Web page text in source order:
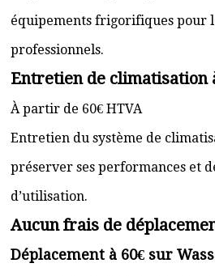
équipements frigorifiques pour
professionnels.
Entretien de climatisation
À partir de 60€ HTVA
Entretien du système de
préserver ses performances et
d’utilisation.
Aucun frais de
Déplacement à 60€ sur